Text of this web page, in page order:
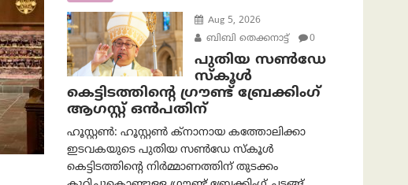
Aug 5, 2026
ബിബി തെക്കനാട്ട്
0
പുതിയ സൺഡേ
സ്കൂൾ
കെട്ടിടത്തിന്റെ ഗ്രൗണ്ട് ബ്രേക്കിംഗ്
ആഗസ്റ്റ് ഒൻപതിന്
ഹൂസ്റ്റൺ: ഹൂസ്റ്റൺ ക്നാനായ കത്തോലിക്കാ
ഇടവകയുടെ പുതിയ സൺഡേ സ്കൂൾ
കെട്ടിടത്തിന്റെ നിർമ്മാണത്തിന് തുടക്കം